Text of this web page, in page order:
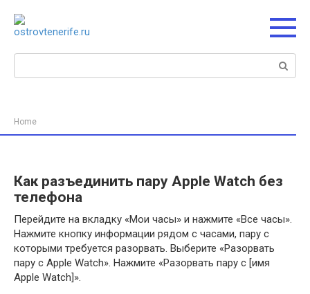
контенту
Поиск:
Home
Как разъединить пару Apple Watch без
телефона
Перейдите на вкладку «Мои часы» и нажмите «Все часы».
Нажмите кнопку информации рядом с часами, пару с
которыми требуется разорвать. Выберите «Разорвать
пару с Apple Watch». Нажмите «Разорвать пару с [имя
Apple Watch]».